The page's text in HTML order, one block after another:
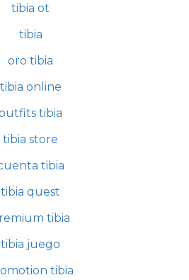
tibia ot
tibia
oro tibia
tibia online
tibia
tibia store
tibia
tibia quest
tibia
tibia juego
tibia